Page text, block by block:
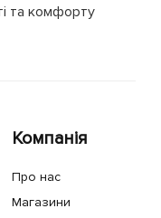
та комфорту
Компанія
Про нас
Магазини